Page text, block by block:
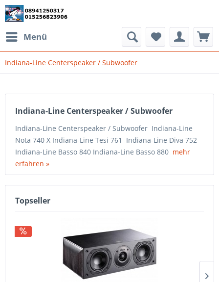
Menü
Indiana-Line Centerspeaker / Subwoofer
Indiana-Line Centerspeaker / Subwoofer
Indiana-Line Centerspeaker / Subwoofer Indiana-Line
Nota 740 X Indiana-Line Tesi 761 Indiana-Line Diva 752
Indiana-Line Basso 840 Indiana-Line Basso 880 mehr
erfahren »
Topseller